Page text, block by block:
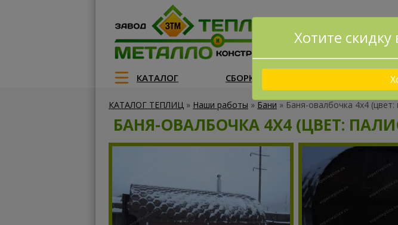
ДОСТАВИМ И
КАТАЛОГ СБОРКА КАК
КАТАЛОГ ТЕПЛИЦ » Наши работы » Бани » Баня-овалбочка 4х4
БАНЯ-ОВАЛБОЧКА 4Х4 (ЦВЕТ:
Хотите